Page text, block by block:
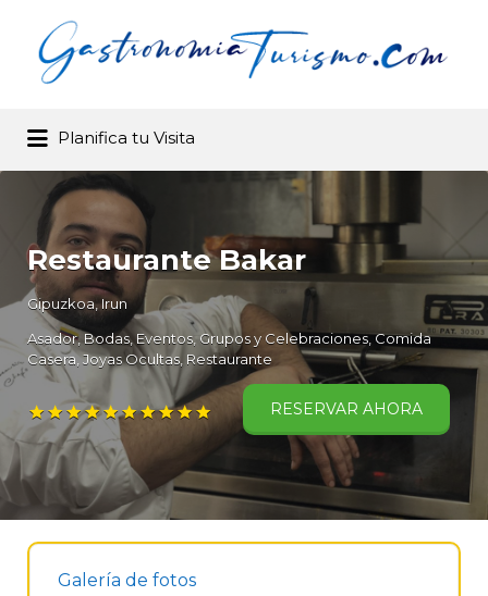
Buscador de restaurantes
Buscar por:
Planifica tu Visita
Restaurante Bakar
Gipuzkoa,Irun
Asador Bodas, Eventos, Grupos y Celebraciones Comida
Casera Joyas Ocultas Restaurante
RESERVAR AHORA
Galería de fotos